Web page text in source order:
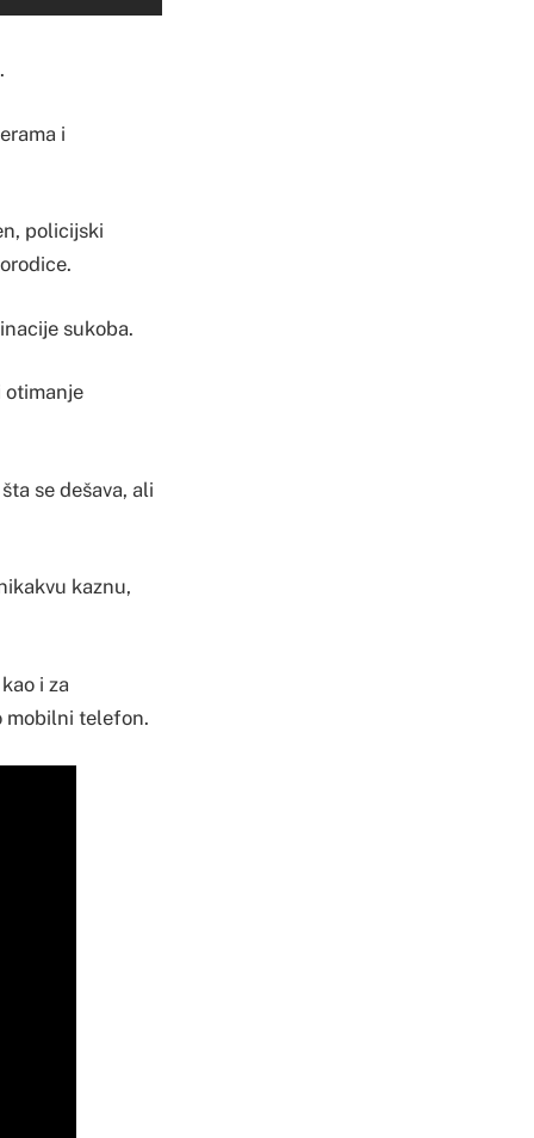
i
policijski
sukoba.
otimanje
se dešava, ali
kaznu,
i za
mobilni telefon.